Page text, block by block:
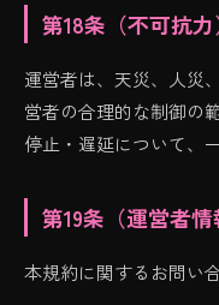
第18条（不可抗力
運営者は、天災、人災
営者の合理的な制御の
停止・遅延について、
第19条（運営者情
本規約に関するお問い